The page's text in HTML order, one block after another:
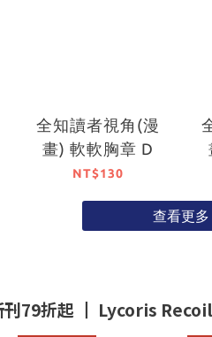
全知讀者視角(漫
畫) 軟軟胸章 D
NT$130
查看更多
新刊79折起 ┃ Lycoris Recoil